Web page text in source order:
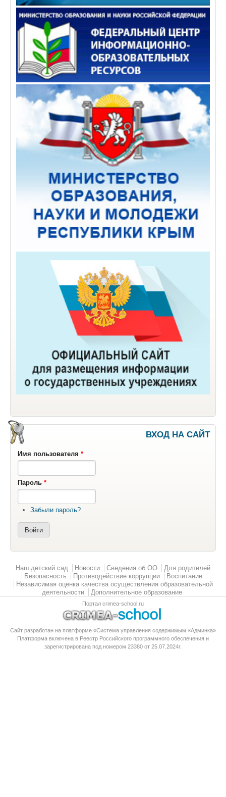
ВХОД НА САЙТ
Имя пользователя *
Пароль *
Забыли пароль?
Главное меню
Наш детский сад Новости Сведения об ОО
Для родителей
Безопасность
Противодействие коррупции
Воспитание
Независимая оценка качества осуществления образовательной
деятельности
Дополнительное образование
Портал crimea-school.ru
Сайт разработан на платформе «Система управления содержимым «Админка»
Платформа включена в Реестр Российского программного обеспечения и
зарегистрирована под номером 23380 от 25.07.2024г.